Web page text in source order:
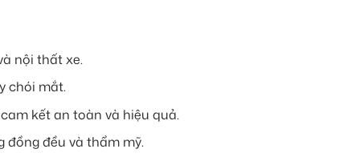
nội thất xe.
chói mắt.
kết an toàn và hiệu quả.
đều và thẩm mỹ.